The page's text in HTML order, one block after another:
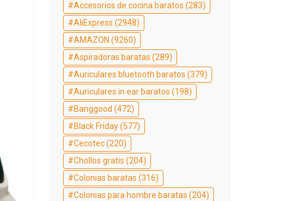
Accesorios de cocina baratos (283)
AliExpress (2948)
AMAZON (9260)
Aspiradoras baratas (289)
Auriculares bluetooth baratos (379)
Auriculares in ear baratos (198)
Banggood (472)
Black Friday(577)
Cecotec(220)
Chollos gratis (204)
Colonias baratas (316)
Colonias para hombre baratas (204)